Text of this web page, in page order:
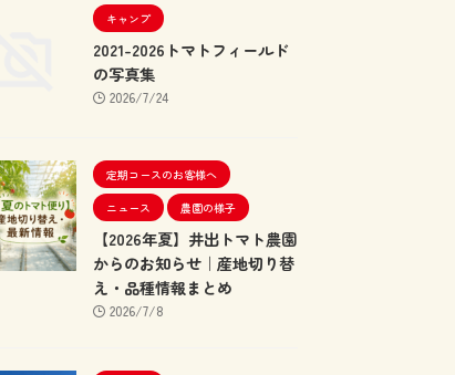
キャンプ
2021-2026トマトフィールド
の写真集
2026/7/24
定期コースのお客様へ
ニュース
農園の様子
【2026年夏】井出トマト農園
からのお知らせ｜産地切り替
え・品種情報まとめ
2026/7/8